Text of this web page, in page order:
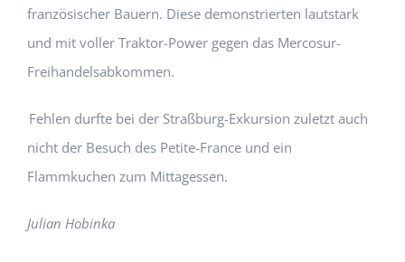
französischer Bauern. Diese demonstrierten lautstark
und mit voller Traktor-Power gegen das Mercosur-
Freihandelsabkommen.
Fehlen durfte bei der Straßburg-Exkursion zuletzt auch
nicht der Besuch des Petite-France und ein
Flammkuchen zum Mittagessen.
Julian Hobinka